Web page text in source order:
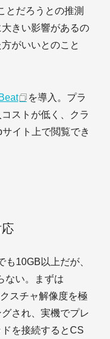
とだろうとの推測
きい影響があるの
がいいとのこと
を導入。プラ
ストが低く、クラ
イト上で閲覧でき
10GB以上だが、
ない。まずは
スチャ解像度を極
され、実機でプレ
を接続するとCS